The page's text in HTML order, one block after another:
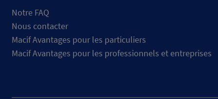
Notre FAQ
Nous contacter
Macif Avantages pour les particuliers
Macif Avantages pour les professionnels et entreprises